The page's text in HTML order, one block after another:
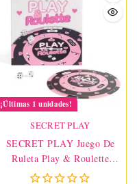
¡Últimas 1 unidades!
SECRET PLAY
SECRET PLAY Juego De
Ruleta Play & Roulette
(ES/PT/EN/FR)